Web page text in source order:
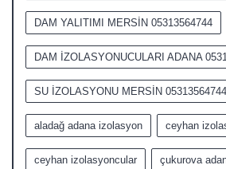
DAM YALITIMI MERSİN 05313564744
DAM İZOLASYONUCULARI ADANA
SU İZOLASYONU MERSİN 05313564744
aladağ adana izolasyon ceyhan
ceyhan izolasyoncular çukurova